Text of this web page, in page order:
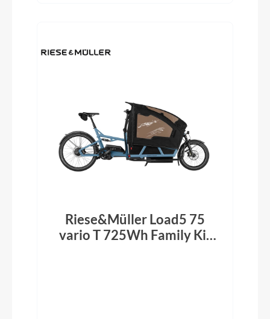
Riese&Müller Load5 75
vario T 725Wh Family Kit